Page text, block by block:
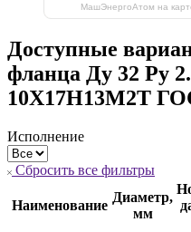
МашЭнергоАтом на
Доступные
фланца Ду 32 Ру
10Х17Н13М2Т
Исполнение
Сбросить все фильтры
Наименование
Диаметр,
мм